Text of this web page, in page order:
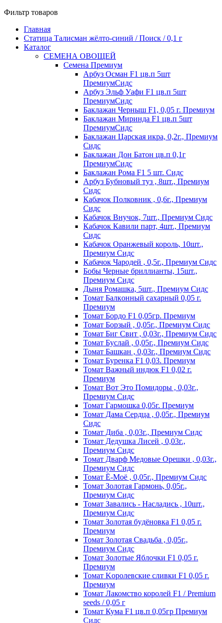
Фильтр товаров
Главная
Статица Талисман жёлто-синий / Поиск / 0,1 г
Каталог
СЕМЕНА ОВОЩЕЙ
Семена Премиум
Арбуз Осман F1 цв.п 5шт
ПремиумСидс
Арбуз Эльф Уафи F1 цв.п 5шт
ПремиумСидс
Баклажан Черныш F1, 0,05 г. Премиум
Баклажан Миринда F1 цв.п 5шт
ПремиумСидс
Баклажан Царская икра, 0,2г., Премиум
Сидс
Баклажан Дон Батон цв.п 0,1г
ПремиумСидс
Баклажан Рома F1 5 шт. Сидс
Арбуз Бубновый туз , 8шт., Премиум
Сидс
Кабачок Полковник , 0,6г., Премиум
Сидс
Кабачок Внучок, 7шт., Премиум Сидс
Кабачок Кавили парт, 4шт., Премиум
Сидс
Кабачок Оранжевый король, 10шт.,
Премиум Сидс
Кабачок Чародей , 0,5г., Премиум Сидс
Бобы Черные бриллианты, 15шт.,
Премиум Сидс
Дыня Ромашка, 5шт., Премиум Сидс
Томат Бaлкoнный caxapный 0,05 г.
Пpeмиyм
Томат Бордо F1 0,05гр. Премиум
Томат Борзый , 0,05г., Премиум Сидс
Томат Биг Свит , 0,03г., Премиум Сидс
Томат Буслай , 0,05г., Премиум Сидс
Томат Башкан , 0,03г., Премиум Сидс
Томат Буренка F1 0,03. Премиум
Томат Baжный индюк F1 0,02 г.
Пpeмиyм
Томат Вот Это Помидоры , 0,03г.,
Премиум Сидс
Томат Гармошка 0,05г. Премиум
Томат Дама Сердца , 0,05г., Премиум
Сидс
Томат Диба , 0,03г., Премиум Сидс
Томат Дедушка Лисей , 0,03г.,
Премиум Сидс
Томат Дварф Медовые Орешки , 0,03г.,
Премиум Сидс
Томат Ё-Моё , 0,05г., Премиум Сидс
Томат Золотая Гармонь, 0,05г.,
Премиум Сидс
Томат Завались - Насладись , 10шт.,
Премиум Сидс
Томат Зoлoтaя бyдёнoвкa F1 0,05 г.
Пpeмиyм
Томат Золотая Свадьба , 0,05г.,
Премиум Сидс
Томат Зoлoтыe Яблoчки F1 0,05 г.
Пpeмиyм
Томат Kopoлeвcкиe cливки F1 0,05 г.
Пpeмиyм
Томат Лакомство королей F1 / Premium
seeds / 0,05 г
Томат Кума F1 цв.п 0,05гр Премиум
Сидс